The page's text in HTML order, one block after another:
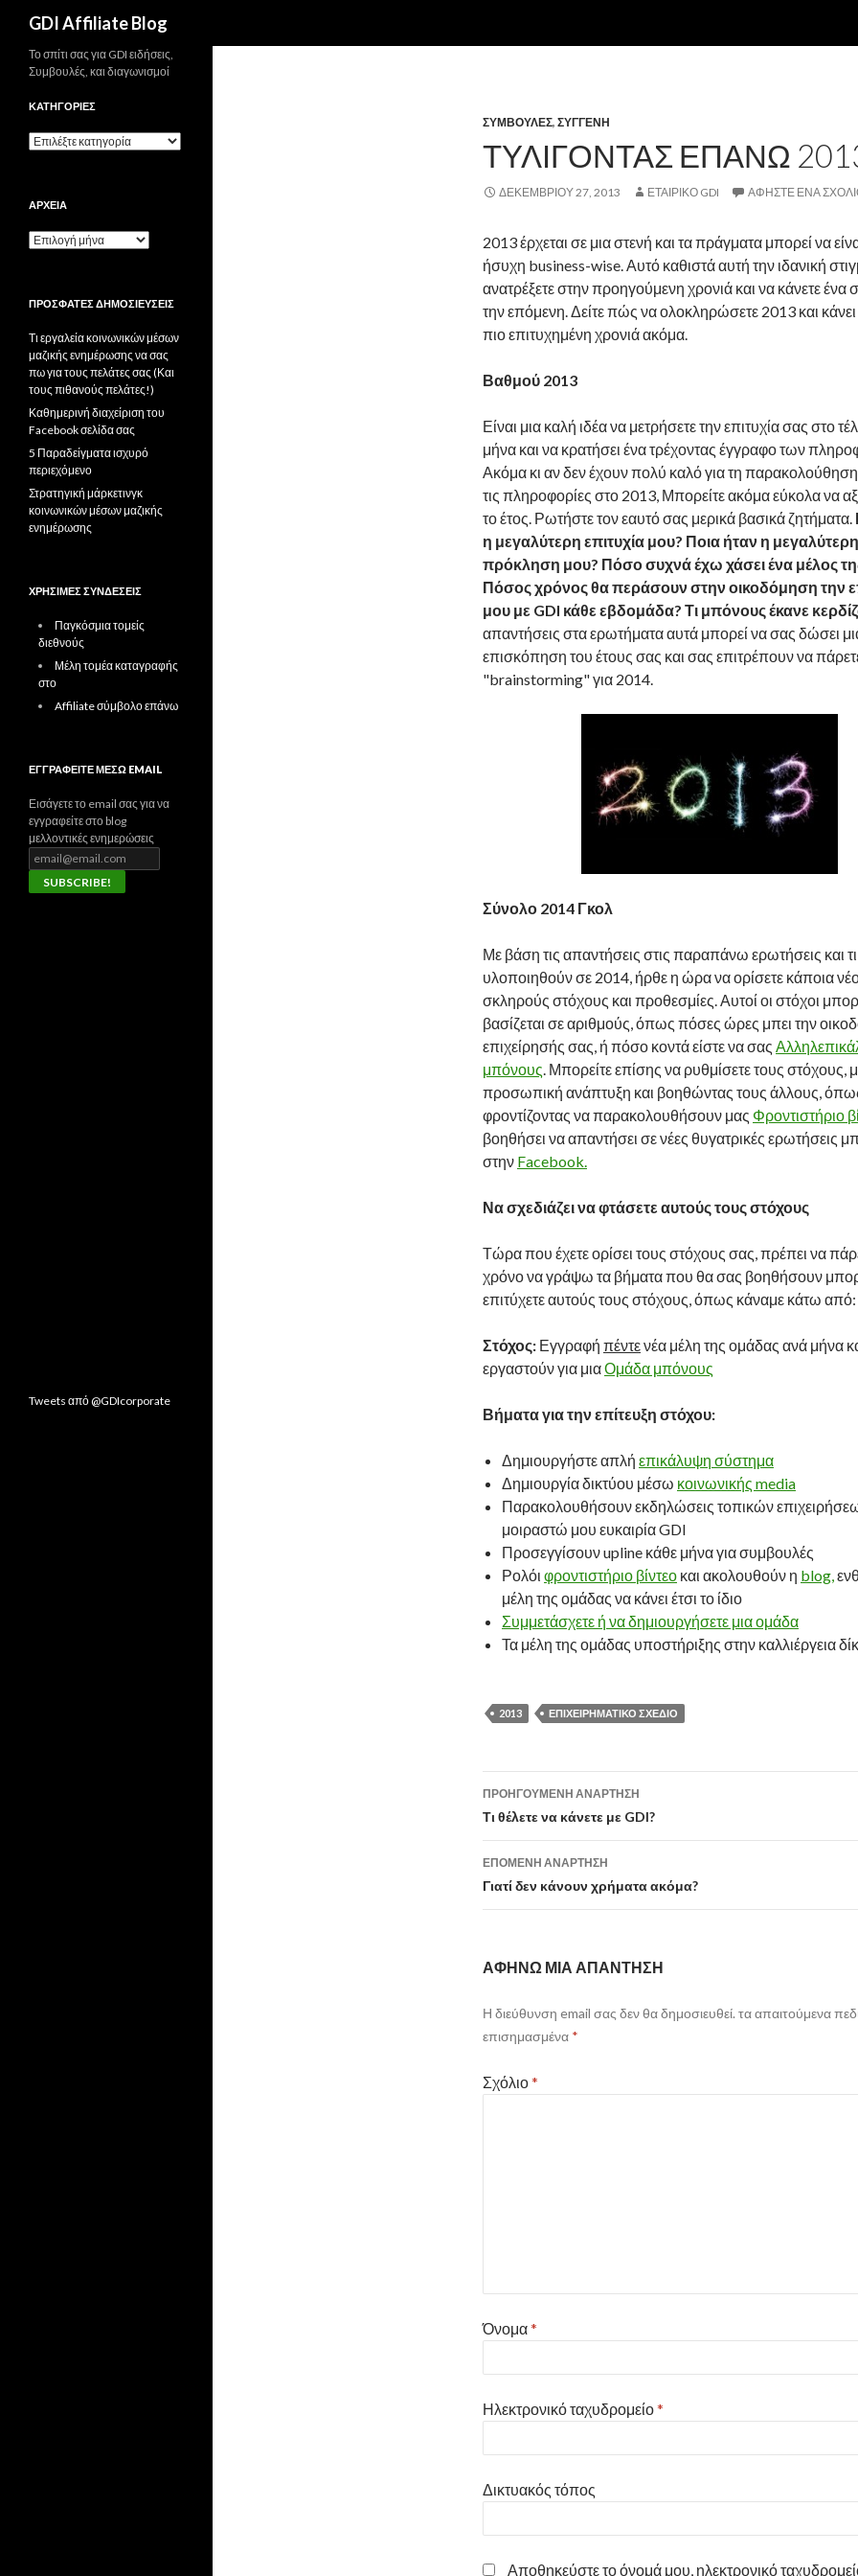
GDI Affiliate Blog
ΣΥΜΒΟΥΛΈΣ, ΣΥΓΓΕΝΉ
ΤΥΛΊΓΟΝΤΑΣ ΕΠΆΝΩ
ΔΕΚΕΜΒΡΊΟΥ 27, 2013 ΕΤΑΙΡΙΚΌ GDI ΑΦΉΣΤΕ ΈΝΑ
2013 έρχεται σε μια στενή και τα πράγματα μπορεί να
ήσυχη business-wise. Αυτό καθιστά αυτή την ιδανική
ανατρέξετε στην προηγούμενη χρονιά και να κάνετε ένα
την επόμενη. Δείτε πώς να ολοκληρώσετε 2013 και
πιο επιτυχημένη χρονιά ακόμα.
Βαθμού 2013
Είναι μια καλή ιδέα να μετρήσετε την επιτυχία σας στο
μήνα και να κρατήσει ένα τρέχοντας έγγραφο των
Ακόμα κι αν δεν έχουν πολύ καλό για τη
τις πληροφορίες στο 2013, Μπορείτε ακόμα εύκολα να
το έτος. Ρωτήστε τον εαυτό σας μερικά βασικά ζητήματα.
η μεγαλύτερη επιτυχία μου? Ποια ήταν η μεγαλύτερη
πρόκληση μου? Πόσο συχνά έχω χάσει ένα μέλος
Πόσος χρόνος θα περάσουν στην οικοδόμηση την
μου με GDI κάθε εβδομάδα? Τι μπόνους έκανε
απαντήσεις στα ερωτήματα αυτά μπορεί να σας δώσει
επισκόπηση του έτους σας και σας επιτρέπουν να
"brainstorming" για 2014.
Σύνολο 2014 Γκολ
Με βάση τις απαντήσεις στις παραπάνω ερωτήσεις και τι
υλοποιηθούν σε 2014, ήρθε η ώρα να ορίσετε κάποια
σκληρούς στόχους και προθεσμίες. Αυτοί οι στόχοι
βασίζεται σε αριθμούς, όπως πόσες ώρες μπει την
επιχείρησής σας, ή πόσο κοντά είστε να σας
μπόνους. Μπορείτε επίσης να ρυθμίσετε τους στόχους,
προσωπική ανάπτυξη και βοηθώντας τους άλλους,
φροντίζοντας να παρακολουθήσουν μας Φροντιστήριο
βοηθήσει να απαντήσει σε νέες θυγατρικές ερωτήσεις
στην Facebook.
Να σχεδιάζει να φτάσετε αυτούς τους στόχους
Τώρα που έχετε ορίσει τους στόχους σας, πρέπει να
χρόνο να γράψω τα βήματα που θα σας βοηθήσουν
επιτύχετε αυτούς τους στόχους, όπως κάναμε κάτω από:
Στόχος: Εγγραφή πέντενέα μέλη της ομάδας ανά μήνα
εργαστούν για μιαΟμάδα μπόνους
Βήματα για την επίτευξη στόχου:
Δημιουργήστε απλή επικάλυψη σύστημα
Δημιουργία δικτύου μέσω κοινωνικής media
Παρακολουθήσουν εκδηλώσεις τοπικών
μοιραστώ μου ευκαιρία GDI
Προσεγγίσουν upline κάθε μήνα για συμβουλές
Ρολόι φροντιστήριο βίντεο και ακολουθούν η blog,
μέλη της ομάδας να κάνει έτσι το ίδιο
Συμμετάσχετε ή να δημιουργήσετε μια ομάδα
Τα μέλη της ομάδας υποστήριξης στην καλλιέργεια
2013 ΕΠΙΧΕΙΡΗΜΑΤΙΚΌ ΣΧΈΔΙΟ
Πλοήγηση
ανάρτησης
ΠΡΟΗΓΟΎΜΕΝΗ ΑΝΆΡΤΗΣΗ
Τι θέλετε να κάνετε με GDI?
ΕΠΌΜΕΝΗ ΑΝΆΡΤΗΣΗ
Γιατί δεν κάνουν χρήματα ακόμα?
ΑΦΉΝΩ ΜΙΑ ΑΠΆΝΤΗΣΗ
Η διεύθυνση email σας δεν θα δημοσιευθεί. τα απαιτούμενα
επισημασμένα *
Σχόλιο*
Όνομα*
Ηλεκτρονικό ταχυδρομείο*
Δικτυακός τόπος
Αποθηκεύστε το όνομά μου, ηλεκτρονικό
Το σπίτι σας για GDI ειδήσεις,
Συμβουλές, και διαγωνισμοί
ΚΑΤΗΓΟΡΊΕΣ
Κατηγορίες
ΑΡΧΕΊΑ
Αρχεία
ΠΡΌΣΦΑΤΕΣ ΔΗΜΟΣΙΕΎΣΕΙΣ
Τι εργαλεία κοινωνικών μέσων
μαζικής ενημέρωσης να σας
πω για τους πελάτες σας (Και
τους πιθανούς πελάτες!)
Καθημερινή διαχείριση του
Facebook σελίδα σας
5 Παραδείγματα ισχυρό
περιεχόμενο
Στρατηγική μάρκετινγκ
κοινωνικών μέσων μαζικής
ενημέρωσης
ΧΡΉΣΙΜΕΣ ΣΥΝΔΈΣΕΙΣ
Παγκόσμια τομείς
διεθνούς
Μέλη τομέα καταγραφής
στο
Affiliate σύμβολο επάνω
ΕΓΓΡΑΦΕΊΤΕ ΜΈΣΩ EMAIL
Εισάγετε το email σας για να
εγγραφείτε στο blog
μελλοντικές ενημερώσεις
Tweets από @GDIcorporate